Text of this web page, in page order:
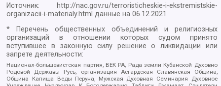
Источник:
http://nac.gov.ru/terroristicheskie-i-ekstremistskie-
organizacii-i-materialy.html данные на06.12.2021
* Перечень общественных объединений и религиозных
организаций в отношении которых судом принято
вступившее в законную силу решение о ликвидации или
запрете деятельности:
Национал-большевистская партия, ВЕК РА, Рада земли Кубанской Духовно
Родовой Державы Русь, организация Асгардская Славянская Община,
Община Капища Веды Перуна, Мужская Духовная Семинария Духовное